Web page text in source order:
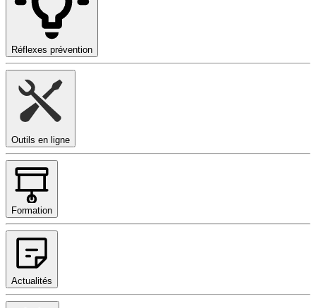
Réflexes prévention
Outils en ligne
Formation
Actualités